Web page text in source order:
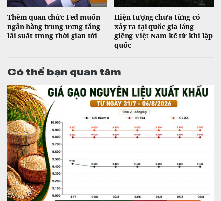
Thêm quan chức Fed muốn
ngân hàng trung ương tăng
lãi suất trong thời gian tới
Hiện tượng chưa từng có
xảy ra tại quốc gia láng
giềng Việt Nam kể từ khi lập
quốc
Có thể bạn quan tâm